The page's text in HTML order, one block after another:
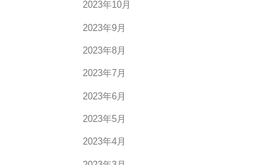
2023年10月
2023年9月
2023年8月
2023年7月
2023年6月
2023年5月
2023年4月